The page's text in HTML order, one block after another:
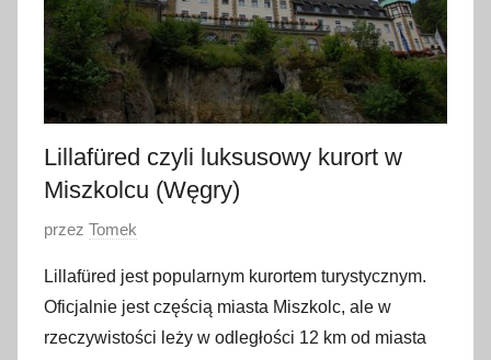
i
a
2
0
Lillafüred czyli luksusowy kurort w
Miszkolcu (Węgry)
O
u
b
l
przez Tomek
Lillafüred jest popularnym kurortem turystycznym.
Oficjalnie jest częścią miasta Miszkolc, ale w
rzeczywistości leży w odległości 12 km od miasta